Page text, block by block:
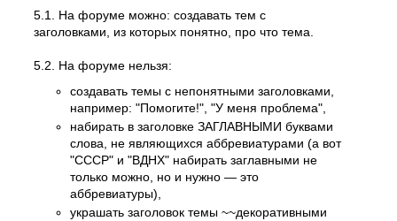
5.1. На форуме можно: создавать тем с
заголовками, из которых понятно, про что тема.
5.2. На форуме нельзя:
создавать темы с непонятными заголовками,
например: "Помогите!", "У меня проблема",
набирать в заголовке ЗАГЛАВНЫМИ буквами
слова, не являющихся аббревиатурами (а вот
"СССР" и "ВДНХ" набирать заглавными не
только можно, но и нужно — это
аббревиатуры),
украшать заголовок темы ~~декоративными